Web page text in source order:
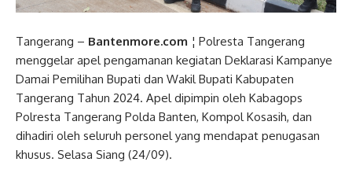
Tangerang – Bantenmore.com ¦ Polresta Tangerang
menggelar apel pengamanan kegiatan Deklarasi Kampanye
Damai Pemilihan Bupati dan Wakil Bupati Kabupaten
Tangerang Tahun 2024. Apel dipimpin oleh Kabagops
Polresta Tangerang Polda Banten, Kompol Kosasih, dan
dihadiri oleh seluruh personel yang mendapat penugasan
khusus. Selasa Siang (24/09).